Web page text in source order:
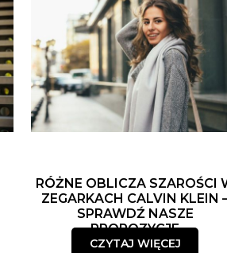
RÓŻNE OBLICZA SZAROŚCI
ZEGARKACH CALVIN KLEIN
SPRAWDŹ NASZE
PROPOZYCJE
CZYTAJ WIĘCEJ